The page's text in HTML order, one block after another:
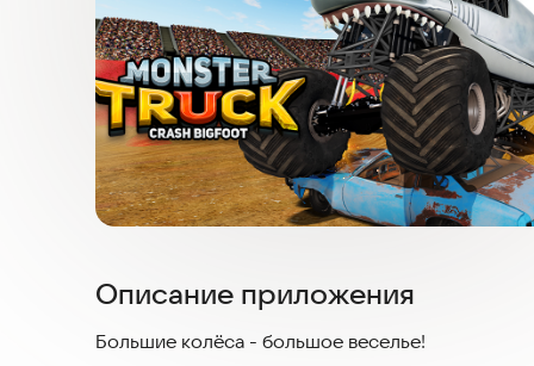
Описание приложения
Большие колёса - большое веселье!